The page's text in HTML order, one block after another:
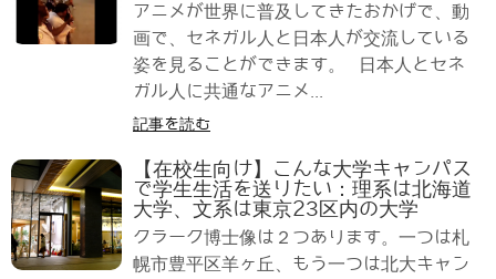
アニメが世界に普及してきたおかげで、動
画で、セネガル人と日本人が交流している
姿を見ることができます。 日本人とセネ
ガル人に共通なアニメ...
記事を読む
【在校生向け】こんな大学キャンパス
で学生生活を送りたい：理系は北海道
大学、文系は東京23区内の大学
クラーク博士像は２つあります。一つは札
幌市豊平区羊ヶ丘、もう一つは北大キャン